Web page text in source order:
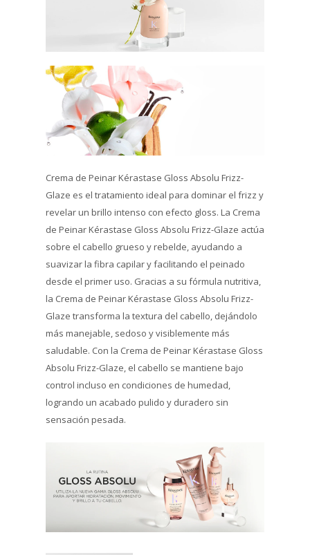
Crema de Peinar Kérastase Gloss Absolu Frizz-
Glaze es el tratamiento ideal para dominar el frizz y
revelar un brillo intenso con efecto gloss. La Crema
de Peinar Kérastase Gloss Absolu Frizz-Glaze actúa
sobre el cabello grueso y rebelde, ayudando a
suavizar la fibra capilar y facilitando el peinado
desde el primer uso. Gracias a su fórmula nutritiva,
la Crema de Peinar Kérastase Gloss Absolu Frizz-
Glaze transforma la textura del cabello, dejándolo
más manejable, sedoso y visiblemente más
saludable. Con la Crema de Peinar Kérastase Gloss
Absolu Frizz-Glaze, el cabello se mantiene bajo
control incluso en condiciones de humedad,
logrando un acabado pulido y duradero sin
sensación pesada.